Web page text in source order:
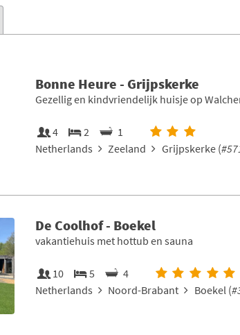
Bonne Heure - Grijpskerke
Gezellig en kindvriendelijk huisje op
4 2
1
Netherlands
Zeeland Grijpskerke (
De Coolhof - Boekel
vakantiehuis met hottub en sauna
10 5
4
Netherlands
Noord-Brabant Boekel (